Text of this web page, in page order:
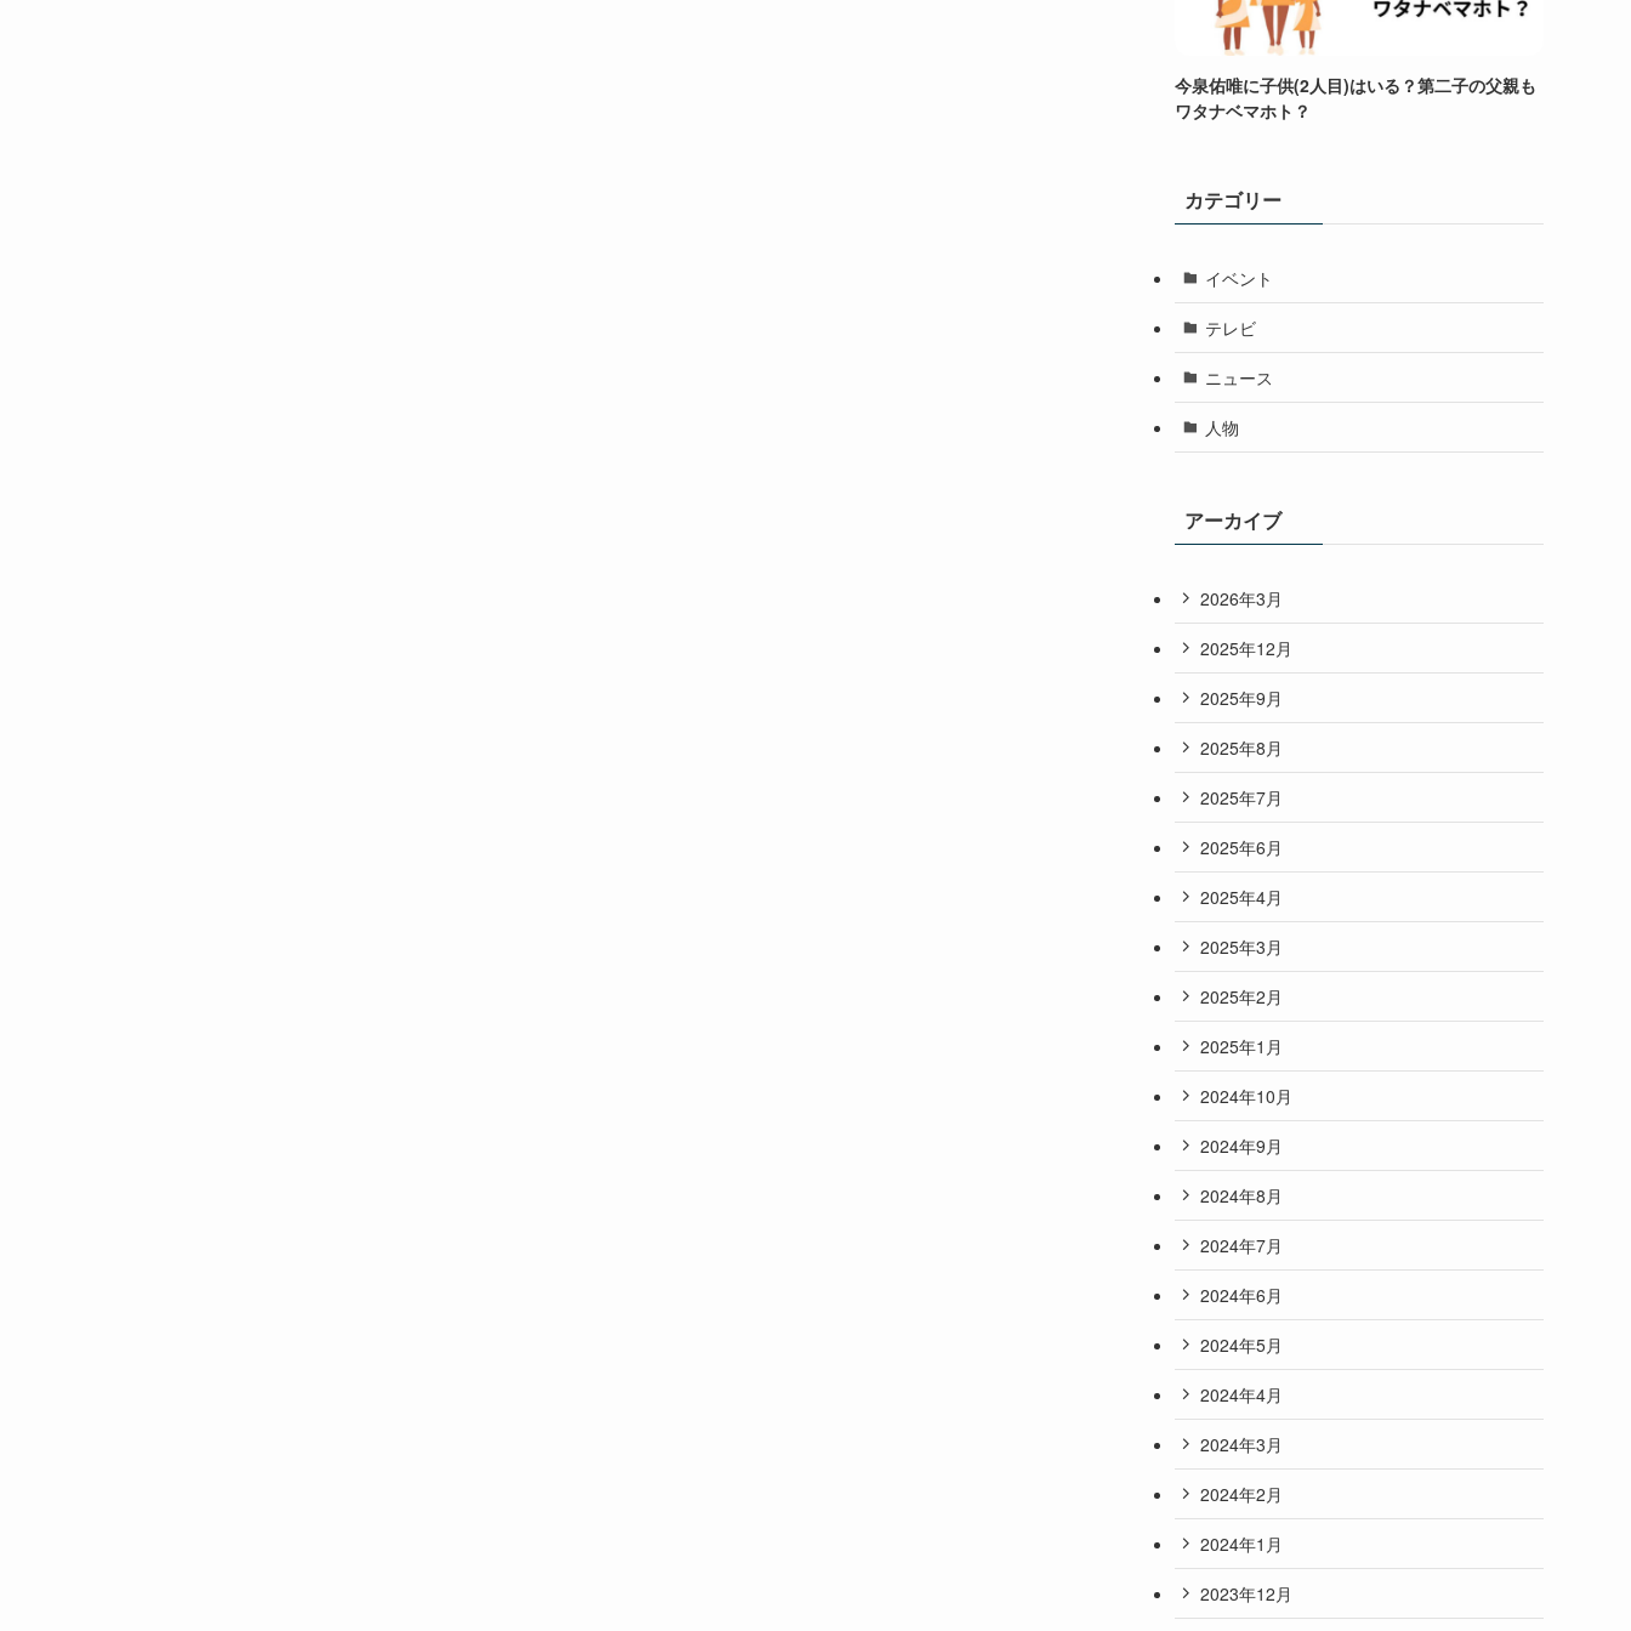
今泉佑唯に子供(2人目)はいる？第二子の父親も
ワタナベマホト？
カテゴリー
イベント
テレビ
ニュース
人物
アーカイブ
2026年3月
2025年12月
2025年9月
2025年8月
2025年7月
2025年6月
2025年4月
2025年3月
2025年2月
2025年1月
2024年10月
2024年9月
2024年8月
2024年7月
2024年6月
2024年5月
2024年4月
2024年3月
2024年2月
2024年1月
2023年12月